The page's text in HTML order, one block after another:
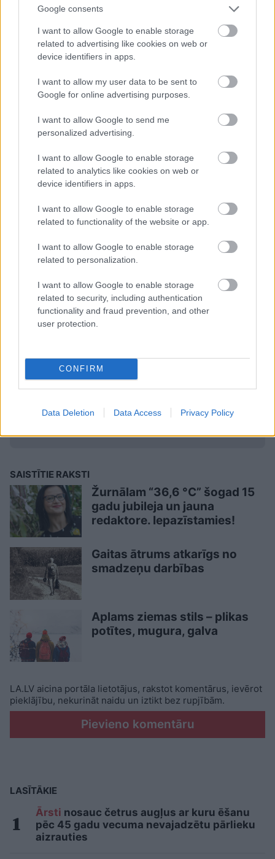
Google consents
I want to allow Google to enable storage
related to advertising like cookies on web or
device identifiers in apps.
I want to allow my user data to be sent to
Google for online advertising purposes.
I want to allow Google to send me
personalized advertising.
I want to allow Google to enable storage
related to analytics like cookies on web or
device identifiers in apps.
I want to allow Google to enable storage
related to functionality of the website or app.
I want to allow Google to enable storage
related to personalization.
I want to allow Google to enable storage
related to security, including authentication
functionality and fraud prevention, and other
user protection.
CONFIRM
Data Deletion Data Access Privacy Policy
viena no Eiropas Inovāciju un tehnoloģijas
institūta (EIT) klimata zināšanu un inovāciju
kopienas “Climate KIC” iniciatīvām, kas vērsta uz
klimata pārmaiņu mazināšanu un zaļo tehnoloģiju
attīstību.
Šogad “ClimateLaunchpad” piedalījās 35 pasaules
valstis. Konkursa finālā iekļuva arī trīs komandas
no Latvijas, viena no tām – “SpirulinaNord”.
Biznesa pirmsinkubatorā RTU “IdeaLAB”
“SpirulinaNord” komanda jau radījusi pirmo
uztura bagātinātāji veselīgs uzturs
SAISTĪTIE RAKSTI
Žurnālam “36,6 °C” šogad 15
gadu jubileja un jauna
redaktore. Iepazīstamies!
Gaitas ātrums atkarīgs no
smadzeņu darbības
Aplams ziemas stils – plikas
potītes, mugura, galva
LA.LV aicina portāla lietotājus, rakstot komentārus, ievērot
pieklājību, nekurināt naidu un iztikt bez rupjībām.
Pievieno komentāru
LASĪTĀKIE
Ārsti nosauc četrus augļus ar kuru ēšanu
pēc 45 gadu vecuma nevajadzētu pārlieku
aizrauties
Atcelt Ziņot